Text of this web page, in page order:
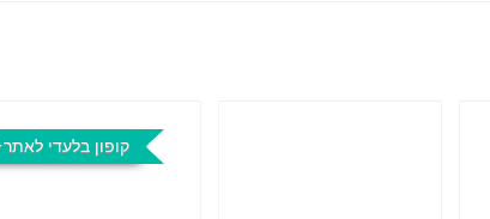
קופון בלעדי לאתר